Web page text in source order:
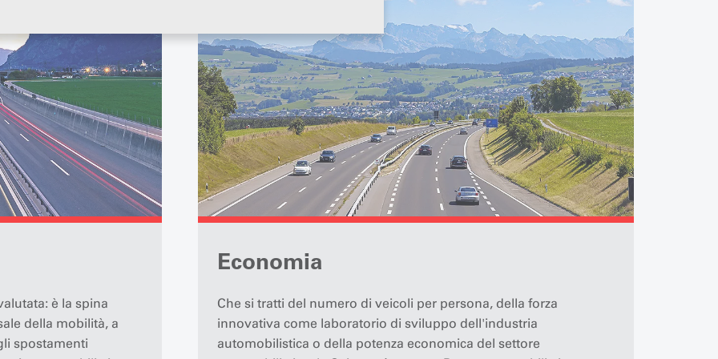
è la spina
della mobilità, a
spostamenti
Economia
Che si tratti del numero di veicoli per persona, della forza
innovativa come laboratorio di sviluppo dell'industria
automobilistica o della potenza economica del settore